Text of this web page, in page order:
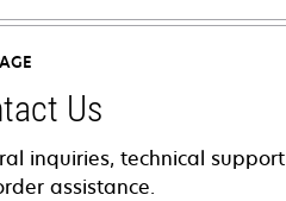
Us
inquiries, technical support
assistance.